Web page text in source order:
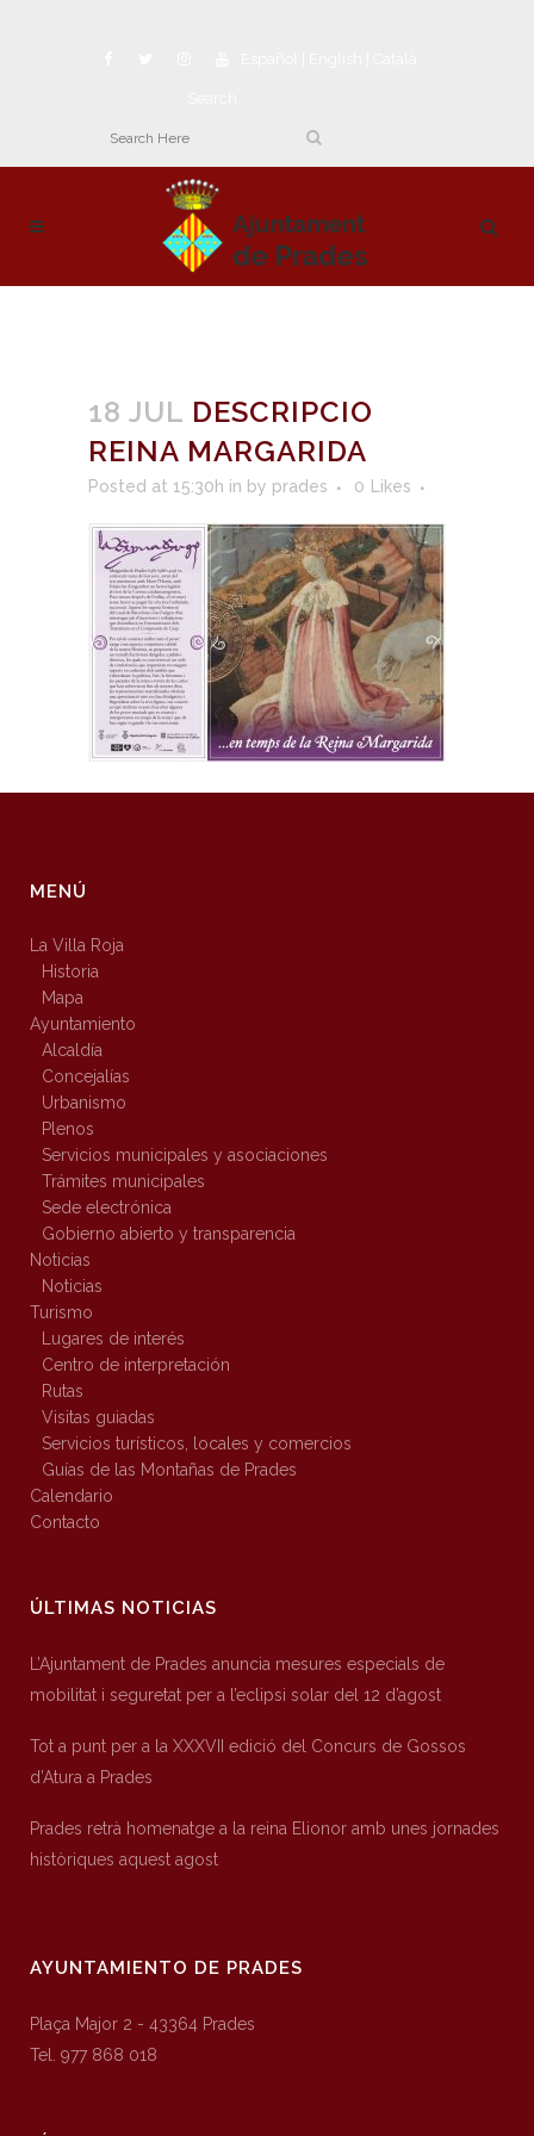
18 JUL DESCRIPCIO
REINA MARGARIDA
Posted at 15:30h in by prades 0 Likes
MENÚ
La Villa Roja
Historia
Mapa
Ayuntamiento
Alcaldía
Concejalías
Urbanismo
Plenos
Servicios municipales y asociaciones
Trámites municipales
Sede electrónica
Gobierno abierto y transparencia
Noticias
Noticias
Turismo
Lugares de interés
Centro de interpretación
Rutas
Visitas guiadas
Servicios turísticos, locales y comercios
Guías de las Montañas de Prades
Calendario
Contacto
ÚLTIMAS NOTICIAS
L’Ajuntament de Prades anuncia mesures especials de
mobilitat i seguretat per a l’eclipsi solar del 12 d’agost
Tot a punt per a la XXXVII edició del Concurs de Gossos
d’Atura a Prades
Prades retrà homenatge a la reina Elionor amb unes jornades
històriques aquest agost
AYUNTAMIENTO DE PRADES
Plaça Major 2 - 43364 Prades
Tel. 977 868 018